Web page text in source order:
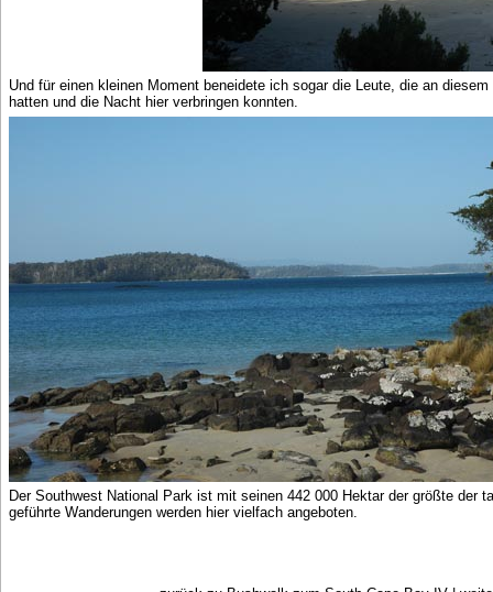
Und für einen kleinen Moment beneidete ich sogar die Leute, die an
hatten und die Nacht hier verbringen konnten.
Der Southwest National Park ist mit seinen 442 000 Hektar der größte der
geführte Wanderungen werden hier vielfach angeboten.